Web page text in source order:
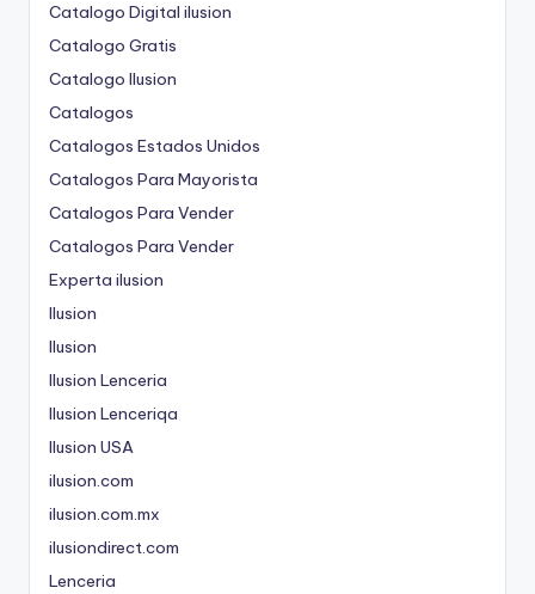
Catalogo Digital ilusion
Catalogo Gratis
Catalogo Ilusion
Catalogos
Catalogos Estados Unidos
Catalogos Para Mayorista
Catalogos Para Vender
Catalogos Para Vender
Experta ilusion
Ilusion
Ilusion
Ilusion Lenceria
Ilusion Lenceriqa
Ilusion USA
ilusion.com
ilusion.com.mx
ilusiondirect.com
Lenceria